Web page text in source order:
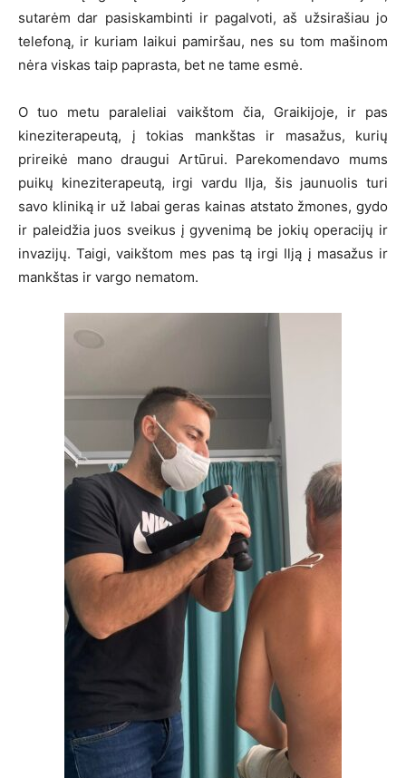
sutarėm dar pasiskambinti ir pagalvoti, aš užsirašiau jo
telefoną, ir kuriam laikui pamiršau, nes su tom mašinom
nėra viskas taip paprasta, bet ne tame esmė.
O tuo metu paraleliai vaikštom čia, Graikijoje, ir pas
kineziterapeutą, į tokias mankštas ir masažus, kurių
prireikė mano draugui Artūrui. Parekomendavo mums
puikų kineziterapeutą, irgi vardu Ilja, šis jaunuolis turi
savo kliniką ir už labai geras kainas atstato žmones, gydo
ir paleidžia juos sveikus į gyvenimą be jokių operacijų ir
invazijų. Taigi, vaikštom mes pas tą irgi Ilją į masažus ir
mankštas ir vargo nematom.